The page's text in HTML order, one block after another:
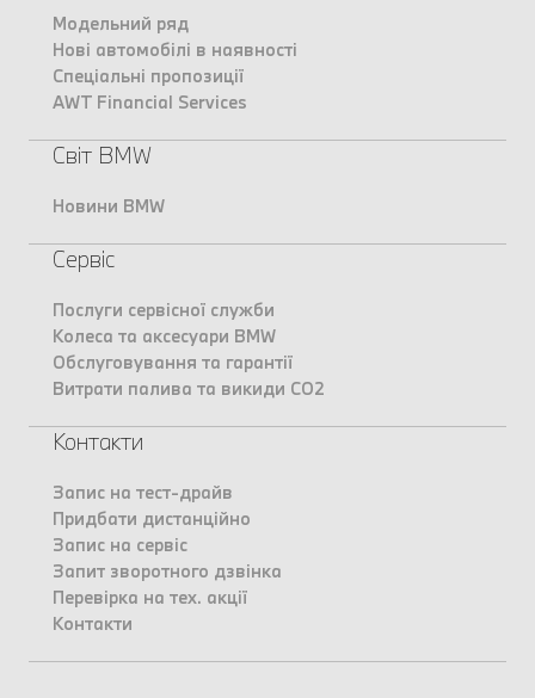
Модельний ряд
Нові автомобілі в наявності
Спеціальні пропозиції
AWT Financial Services
Світ BMW
Новини BMW
Сервіс
Послуги сервісної служби
Колеса та аксесуари BMW
Обслуговування та гарантії
Витрати палива та викиди CO2
Контакти
Запис на тест-драйв
Придбати дистанційно
Запис на сервіс
Запит зворотного дзвінка
Перевірка на тех. акції
Контакти